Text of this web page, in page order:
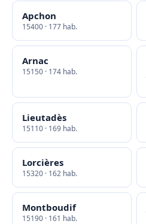
Apchon
15400 · 177 hab.
Arnac
15150 · 174 hab.
Lieutadès
15110 · 169 hab.
Lorcières
15320 · 162 hab.
Montboudif
15190 · 161 hab.